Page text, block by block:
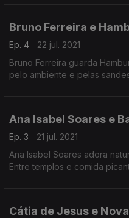
Bruno Ferreira e
Ep. 4
22 jul. 2021
Bruno Ferreira guarda
pelo ambiente e pelas
Ana Isabel Soares e
Ep. 3
21 jul. 2021
Ana Isabel Soares adora
Entre templos e comida
Cátia de Jesus e